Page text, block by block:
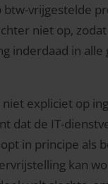
btw-vrijgestelde
niet op,
inderdaad in alle
niet expliciet op
dat de IT-
in principe als
kan